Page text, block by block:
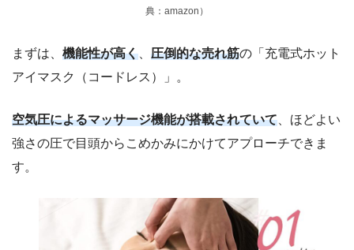
典：amazon）
まずは、 機能性が高く 圧倒的な売れ筋の「充電式ホット
アイマスク（コードレス）」。
空気圧によるマッサージ機能が搭載されていて 、ほどよい
強さの圧で目頭からこめかみにかけてアプローチできま
す。